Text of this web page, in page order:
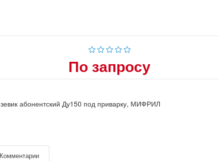
По запросу
абонентский Ду150 под приварку, МИФРИЛ